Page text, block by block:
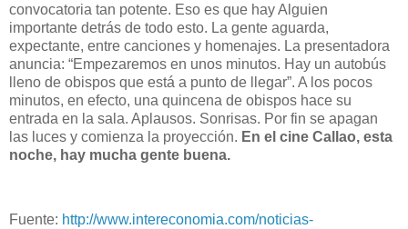
convocatoria tan potente. Eso es que hay Alguien
importante detrás de todo esto. La gente aguarda,
expectante, entre canciones y homenajes. La presentadora
anuncia: “Empezaremos en unos minutos. Hay un autobús
lleno de obispos que está a punto de llegar”. A los pocos
minutos, en efecto, una quincena de obispos hace su
entrada en la sala. Aplausos. Sonrisas. Por fin se apagan
las luces y comienza la proyección. En el cine Callao, esta
noche, hay mucha gente buena.
Fuente: http://www.intereconomia.com/noticias-